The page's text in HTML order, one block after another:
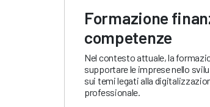
Formazione
competenze
Nel contesto attuale, la
supportare le imprese nello
sui temi legati alla
professionale.